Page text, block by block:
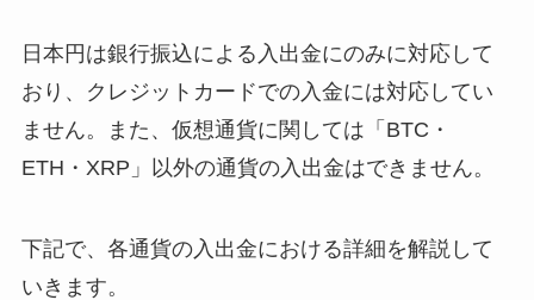
日本円は銀行振込による入出金にのみに対応して
おり、クレジットカードでの入金には対応してい
ません。また、仮想通貨に関しては「BTC・
ETH・XRP」以外の通貨の入出金はできません。
下記で、各通貨の入出金における詳細を解説して
いきます。